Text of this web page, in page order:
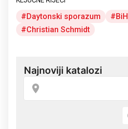
Daytonski sporazum
BiH
Christian Schmidt